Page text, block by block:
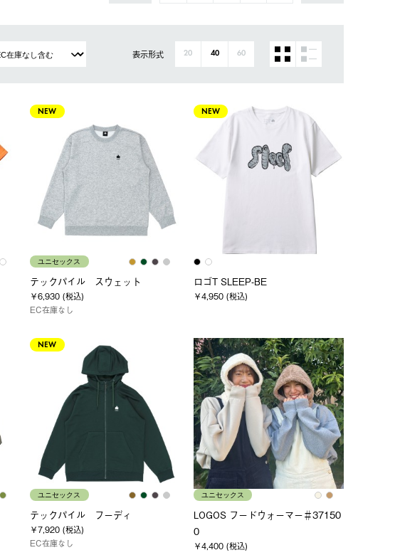
表示形式 20 40 60
NEW
ユニセックス
テックパイル スウェット
￥6,930 (税込)
EC在庫なし
NEW
ロゴT SLEEP-BE
￥4,950 (税込)
NEW
ユニセックス
テックパイル フーディ
￥7,920 (税込)
EC在庫なし
ユニセックス
LOGOS フードウォーマー＃37150
0
￥4,400 (税込)